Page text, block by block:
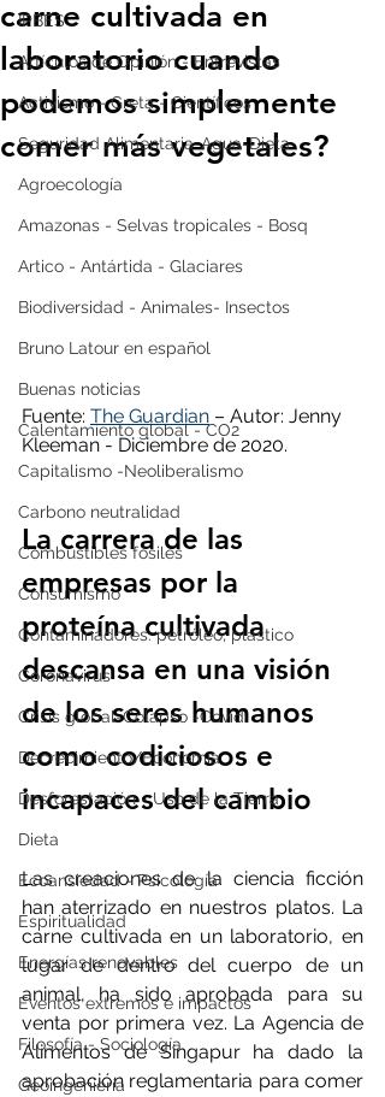
IPBES
Artículos de Opinión - Entrevistas
Activismo - Greta - Científicos
Seguridad Alimentaria-Agua-Dieta
Agroecología
Amazonas - Selvas tropicales - Bosq
Artico - Antártida - Glaciares
Biodiversidad - Animales- Insectos
Bruno Latour en español
Buenas noticias
Calentamiento global - CO2
Capitalismo -Neoliberalismo
Carbono neutralidad
Combustibles fósiles
Consumismo
Contaminadores: petróleo, plástico
Coronavirus
Crisis global-Colapso -Covid
Decrecimiento/Economía
Desforestación - Uso de la Tierra
Dieta
Ecoansiedad - Psicología
Espiritualidad
Energías renovables
Eventos extremos e impactos
Filosofía - Sociología
Geoingeniería
carne cultivada en
laboratorio cuando
podemos simplemente
comer más vegetales?
Fuente: The Guardian – Autor: Jenny
Kleeman - Diciembre de 2020.
La carrera de las
empresas por la
proteína cultivada
descansa en una visión
de los seres humanos
como codiciosos e
incapaces del cambio
Las creaciones de la ciencia ficción
han aterrizado en nuestros platos. La
carne cultivada en un laboratorio, en
lugar de dentro del cuerpo de un
animal, ha sido aprobada para su
venta por primera vez. La Agencia de
Alimentos de Singapur ha dado la
aprobación reglamentaria para comer